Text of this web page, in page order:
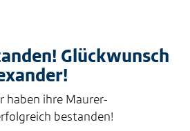
Glückwunsch
haben ihre Maurer-
bestanden!